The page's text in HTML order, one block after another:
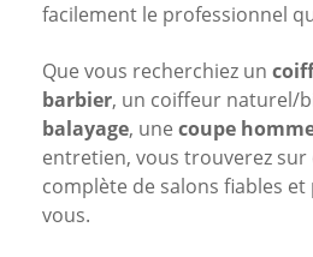
facilement le professionnel
Que vous recherchiez un
barbier, un coiffeur naturel/
balayage, une coupe
entretien, vous trouverez sur
complète de salons fiables et
vous.